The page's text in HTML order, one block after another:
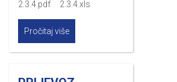
2.3.4.pdf 2.3.4.xls
Pročitaj više